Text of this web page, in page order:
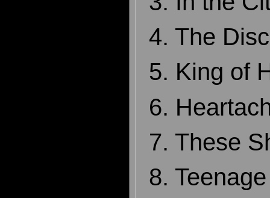
4. The
5. King of
6.
7. These
8.